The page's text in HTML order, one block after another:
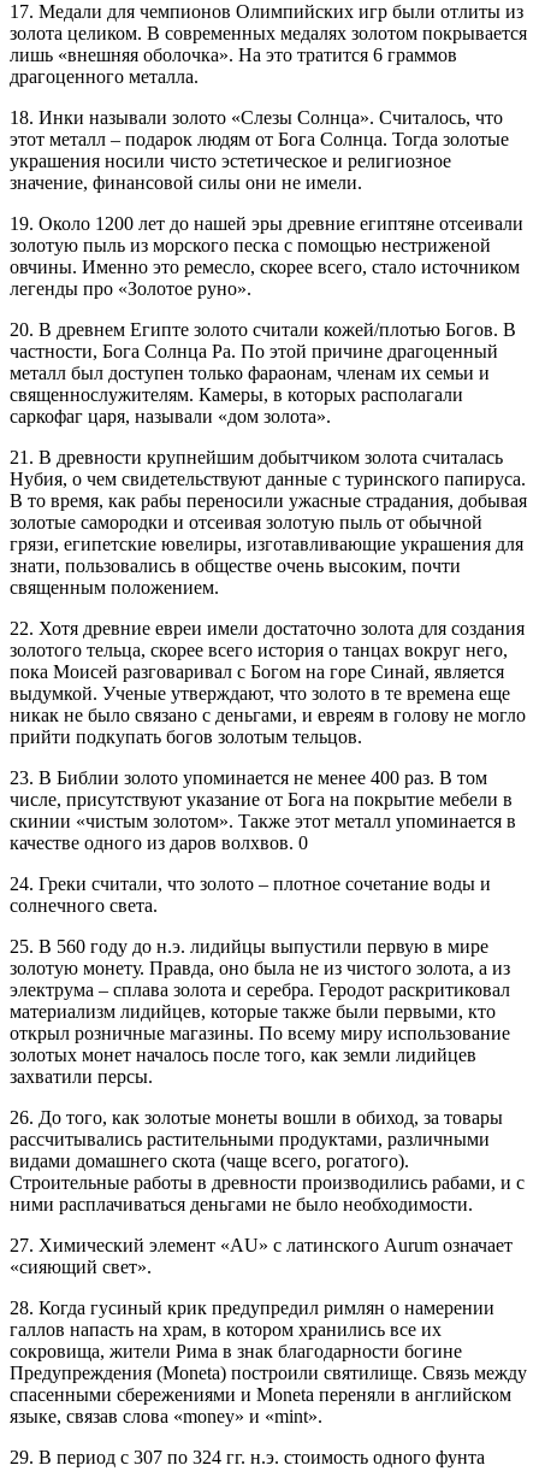
17. Медали для чемпионов Олимпийских игр были отлиты из
золота целиком. В современных медалях золотом покрывается
лишь «внешняя оболочка». На это тратится 6 граммов
драгоценного металла.
18. Инки называли золото «Слезы Солнца». Считалось, что
этот металл – подарок людям от Бога Солнца. Тогда золотые
украшения носили чисто эстетическое и религиозное
значение, финансовой силы они не имели.
19. Около 1200 лет до нашей эры древние египтяне отсеивали
золотую пыль из морского песка с помощью нестриженой
овчины. Именно это ремесло, скорее всего, стало источником
легенды про «Золотое руно».
20. В древнем Египте золото считали кожей/плотью Богов. В
частности, Бога Солнца Ра. По этой причине драгоценный
металл был доступен только фараонам, членам их семьи и
священнослужителям. Камеры, в которых располагали
саркофаг царя, называли «дом золота».
21. В древности крупнейшим добытчиком золота считалась
Нубия, о чем свидетельствуют данные с туринского папируса.
В то время, как рабы переносили ужасные страдания, добывая
золотые самородки и отсеивая золотую пыль от обычной
грязи, египетские ювелиры, изготавливающие украшения для
знати, пользовались в обществе очень высоким, почти
священным положением.
22. Хотя древние евреи имели достаточно золота для создания
золотого тельца, скорее всего история о танцах вокруг него,
пока Моисей разговаривал с Богом на горе Синай, является
выдумкой. Ученые утверждают, что золото в те времена еще
никак не было связано с деньгами, и евреям в голову не могло
прийти подкупать богов золотым тельцов.
23. В Библии золото упоминается не менее 400 раз. В том
числе, присутствуют указание от Бога на покрытие мебели в
скинии «чистым золотом». Также этот металл упоминается в
качестве одного из даров волхвов. 0
24. Греки считали, что золото – плотное сочетание воды и
солнечного света.
25. В 560 году до н.э. лидийцы выпустили первую в мире
золотую монету. Правда, оно была не из чистого золота, а из
электрума – сплава золота и серебра. Геродот раскритиковал
материализм лидийцев, которые также были первыми, кто
открыл розничные магазины. По всему миру использование
золотых монет началось после того, как земли лидийцев
захватили персы.
26. До того, как золотые монеты вошли в обиход, за товары
рассчитывались растительными продуктами, различными
видами домашнего скота (чаще всего, рогатого).
Строительные работы в древности производились рабами, и с
ними расплачиваться деньгами не было необходимости.
27. Химический элемент «AU» с латинского Aurum означает
«сияющий свет».
28. Когда гусиный крик предупредил римлян о намерении
галлов напасть на храм, в котором хранились все их
сокровища, жители Рима в знак благодарности богине
Предупреждения (Moneta) построили святилище. Связь между
спасенными сбережениями и Moneta переняли в английском
языке, связав слова «money» и «mint».
29. В период с 307 по 324 гг. н.э. стоимость одного фунта